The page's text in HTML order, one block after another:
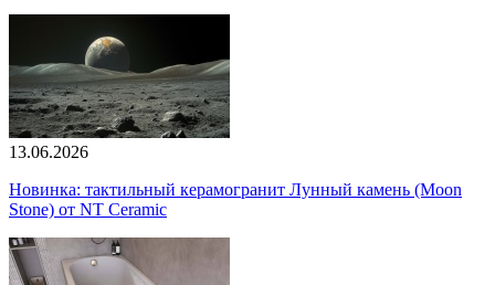
13.06.2026
Новинка: тактильный керамогранит Лунный камень (Moon
Stone) от NT Ceramic